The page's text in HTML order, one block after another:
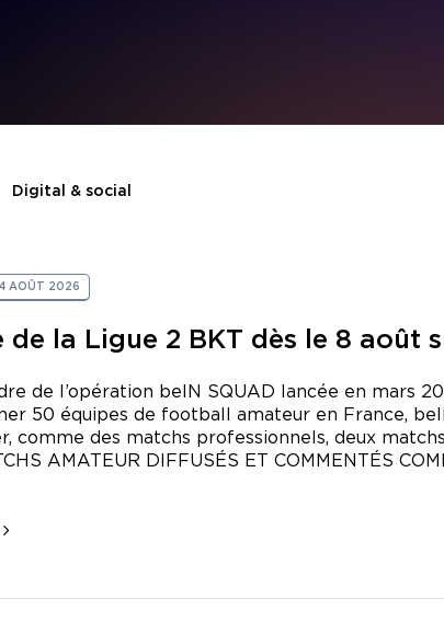
Digital & social
4 AOÛT 2026
de la Ligue 2 BKT dès le 8 août
de l’opération beIN SQUAD lancée en mars
50 équipes de football amateur en France,
comme des matchs professionnels, deux
AMATEUR DIFFUSÉS ET COMMENTÉS